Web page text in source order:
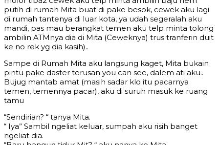
putih di rumah Mita buat di pake besok, cewek aku lagi
di rumah tantenya di luar kota, ya udah segeralah aku
mandi, pas mau berangkat temen aku telp minta tolong
ambilin ATMnya dia di Mita (Ceweknya) trus tranferin duit
ke no rek yg dia kasih)..
Sampe di Rumah Mita aku langsung kaget, Mita bukain
pintu pake daster terusan you can see, dalem ati aku..
Bujug mantab amat (masih sadar klo itu pacarnya
temen, temennya pacar), aku di suruh masuk ke ruang
tamu
“Sendirian? “ tanya Mita.
“ Iya” Sambil ngeliat keluar, sumpah aku risih banget
ngeliat dia.